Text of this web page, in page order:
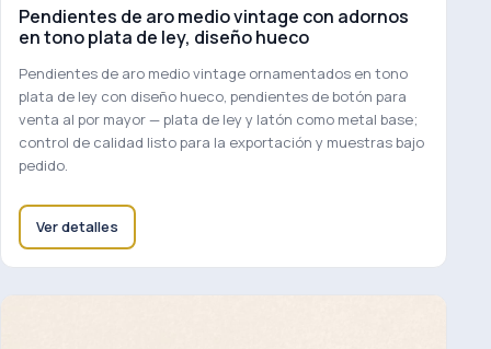
Pendientes de aro medio vintage con adornos
en tono plata de ley, diseño hueco
Pendientes de aro medio vintage ornamentados en tono
plata de ley con diseño hueco, pendientes de botón para
venta al por mayor — plata de ley y latón como metal base;
control de calidad listo para la exportación y muestras bajo
pedido.
Ver detalles